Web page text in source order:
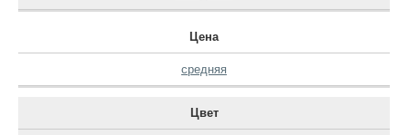
Цена
средняя
Цвет